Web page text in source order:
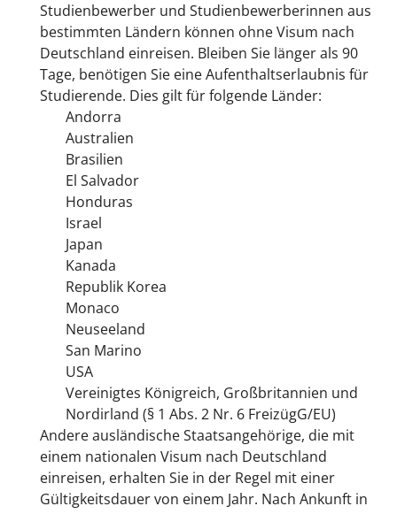
Studienbewerber und Studienbewerberinnen aus
bestimmten Ländern können ohne Visum nach
Deutschland einreisen. Bleiben Sie länger als 90
Tage, benötigen Sie eine Aufenthaltserlaubnis für
Studierende. Dies gilt für folgende Länder:
Andorra
Australien
Brasilien
El Salvador
Honduras
Israel
Japan
Kanada
Republik Korea
Monaco
Neuseeland
San Marino
USA
Vereinigtes Königreich, Großbritannien und
Nordirland (§ 1 Abs. 2 Nr. 6 FreizügG/EU)
Andere ausländische Staatsangehörige, die mit
einem nationalen Visum nach Deutschland
einreisen, erhalten Sie in der Regel mit einer
Gültigkeitsdauer von einem Jahr. Nach Ankunft in